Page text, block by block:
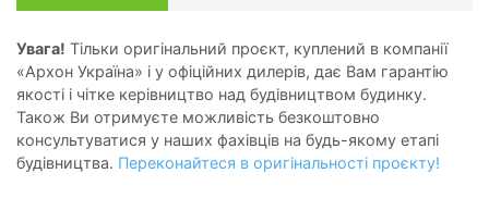
Увага! Тільки оригінальний проєкт, куплений в компанії
«Архон Україна» і у офіційних дилерів, дає Вам гарантію
якості і чітке керівництво над будівництвом будинку.
Також Ви отримуєте можливість безкоштовно
консультуватися у наших фахівців на будь-якому етапі
будівництва. Переконайтеся в оригінальності проєкту!